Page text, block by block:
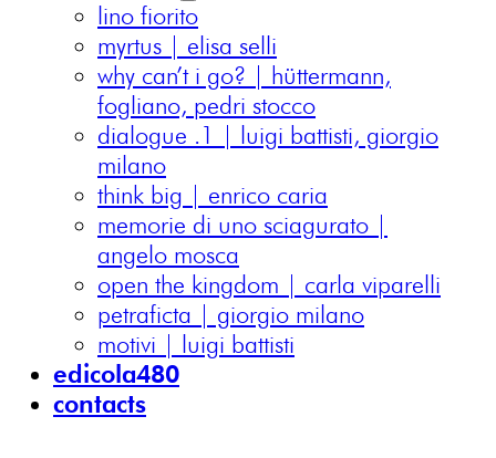
lino fiorito
myrtus | elisa selli
why can’t i go? | hüttermann,
fogliano, pedri stocco
dialogue .1 | luigi battisti, giorgio
milano
think big | enrico caria
memorie di uno sciagurato |
angelo mosca
open the kingdom | carla viparelli
petraficta | giorgio milano
motivi | luigi battisti
edicola480
contacts